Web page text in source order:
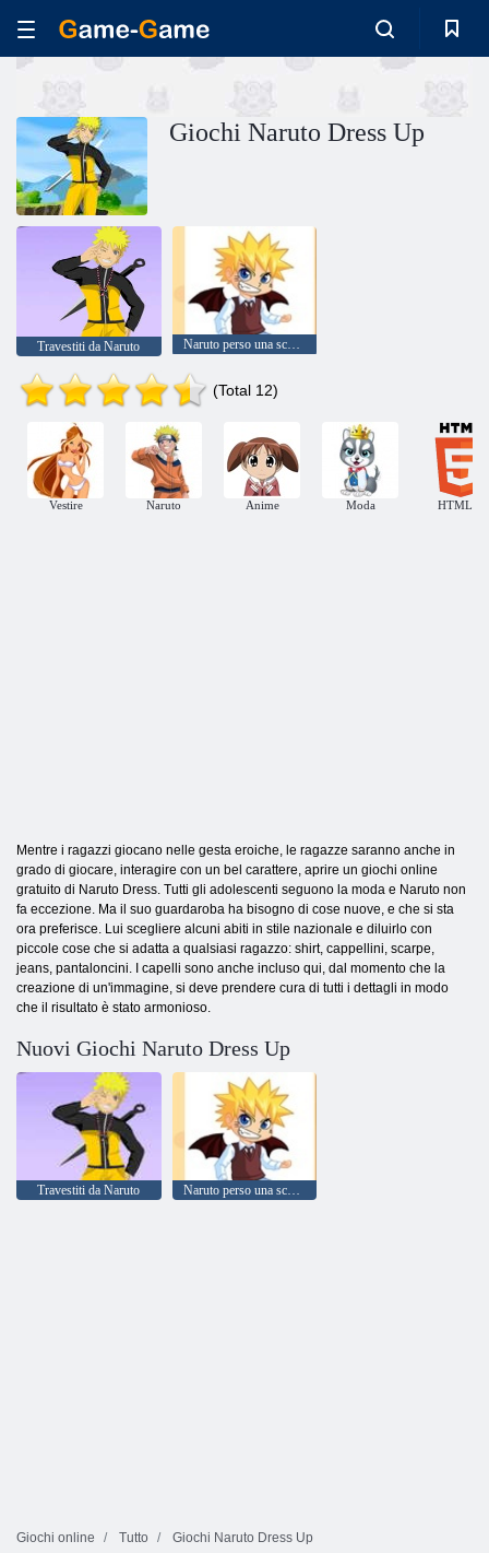
Giochi Naruto Dress Up
Travestiti da Naruto Naruto perso una scommessa
(Total 12)
Vestire Naruto Anime Moda HTML5
Mentre i ragazzi giocano nelle gesta eroiche, le ragazze saranno anche in
grado di giocare, interagire con un bel carattere, aprire un giochi online
gratuito di Naruto Dress. Tutti gli adolescenti seguono la moda e Naruto non
fa eccezione. Ma il suo guardaroba ha bisogno di cose nuove, e che si sta
ora preferisce. Lui scegliere alcuni abiti in stile nazionale e diluirlo con
piccole cose che si adatta a qualsiasi ragazzo: shirt, cappellini, scarpe,
jeans, pantaloncini. I capelli sono anche incluso qui, dal momento che la
creazione di un'immagine, si deve prendere cura di tutti i dettagli in modo
che il risultato è stato armonioso.
Nuovi Giochi Naruto Dress Up
Travestiti da Naruto Naruto perso una scommessa
Giochi online Tutto Giochi Naruto Dress Up